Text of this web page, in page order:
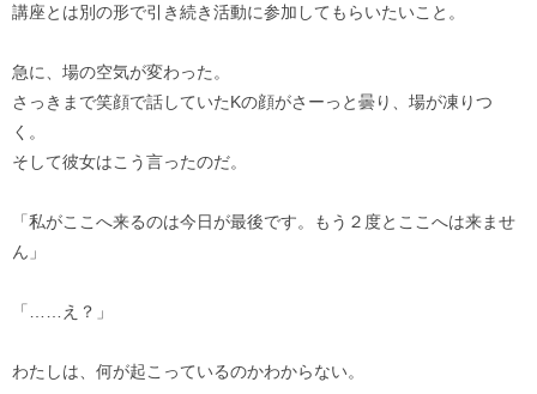
講座とは別の形で引き続き活動に参加してもらいたいこと。
急に、場の空気が変わった。
さっきまで笑顔で話していたKの顔がさーっと曇り、場が凍りつ
く。
そして彼女はこう言ったのだ。
「私がここへ来るのは今日が最後です。もう２度とここへは来ませ
ん」
「……え？」
わたしは、何が起こっているのかわからない。